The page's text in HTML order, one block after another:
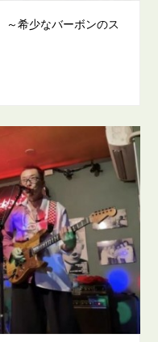
～希少なバーボンのス